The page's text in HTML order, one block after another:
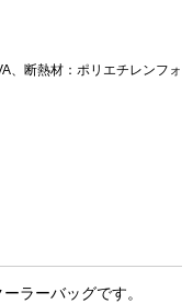
、断熱材：ポリエチレンフォ
ラーバッグです。